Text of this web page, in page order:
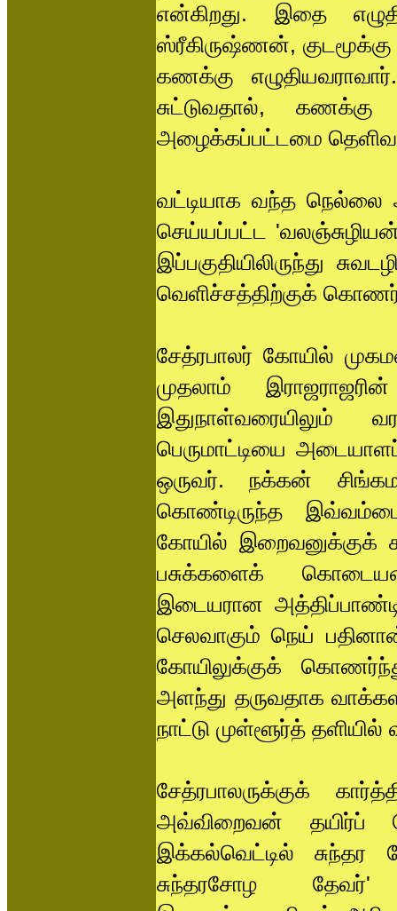
என்கிறது. இதை
ஸ்ரீகிருஷ்ணன், குடமூக்கு
கணக்கு
சுட்டுவதால்,
அழைக்கப்பட்டமை
வட்டியாக வந்த நெல்லை
செய்யப்பட்ட
இப்பகுதியிலிருந்து
வெளிச்சத்திற்குக்
சேத்ரபாலர் கோயில்
முதலாம்
இதுநாள்வரையிலும்
பெருமாட்டியை
ஒருவர். நக்கன்
கொண்டிருந்த இவ்வம்மை,
கோயில் இறைவனுக்குக்
பசுக்களைக்
இடையரான
செலவாகும் நெய்
கோயிலுக்குக்
அளந்து தருவதாக
நாட்டு முள்ளூர்த்
சேத்ரபாலருக்குக்
அவ்விறைவன் தயிர்ப்
இக்கல்வெட்டில்
சுந்தரசோழ தேவர்'